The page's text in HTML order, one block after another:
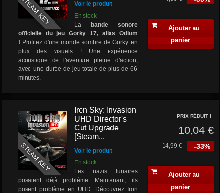
STEAM KEY
Voir le produit
En stock
La
bande sonore
officielle du jeu Gorky 17, alias Odium
! Profitez d'une monde sombre de Gorky en
plus des visuels ! Une expérience
acoustique de l'aventure pleine d'action,
avec une durée de jeu totale de plus de 66
minutes.
Ajouter au
panier
STEAM KEY
Iron Sky: Invasion
UHD Director's
Cut Upgrade
[Steam...
Voir le produit
En stock
Les nazis lunaires
posaient déjà problème. Maintenant, ils
posent problème en UHD. Découvrez Iron
PRIX RÉDUIT !
10,04 €
-33%
14,99 €
Ajouter au
panier